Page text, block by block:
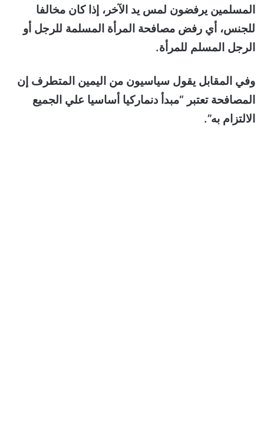
المسلمين يرفضون لمس يد الآخر، إذا كان مخالفا
للجنس، أي رفض مصافحة المرأة المسلمة للرجل أو
الرجل المسلم للمرأة.
وفي المقابل يقول سياسيون من اليمين المتطرف إن
المصافحة تعتبر “مبدأ دنماركيا أساسيا علي الجميع
الالتزام به”.